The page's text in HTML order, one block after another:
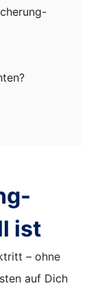
ist
– ohne
auf Dich